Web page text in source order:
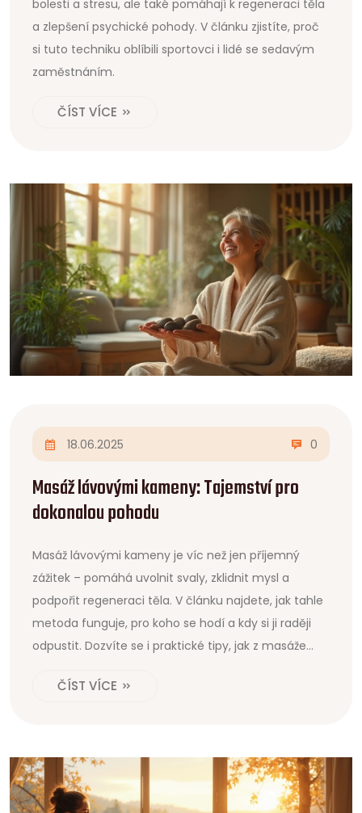
bolesti a stresu, ale také pomáhají k regeneraci těla
a zlepšení psychické pohody. V článku zjistíte, proč
si tuto techniku oblíbili sportovci i lidé se sedavým
zaměstnáním.
ČÍST VÍCE
18.06.2025 0
Masáž lávovými kameny: Tajemství pro
dokonalou pohodu
Masáž lávovými kameny je víc než jen příjemný
zážitek – pomáhá uvolnit svaly, zklidnit mysl a
podpořit regeneraci těla. V článku najdete, jak tahle
metoda funguje, pro koho se hodí a kdy si ji raději
odpustit. Dozvíte se i praktické tipy, jak z masáže
možná nečekáte, a zmíníme i pár osvědčených rad
ČÍST VÍCE